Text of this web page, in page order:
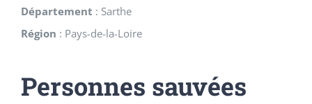
Département : Sarthe
Région : Pays-de-la-Loire
Personnes sauvées